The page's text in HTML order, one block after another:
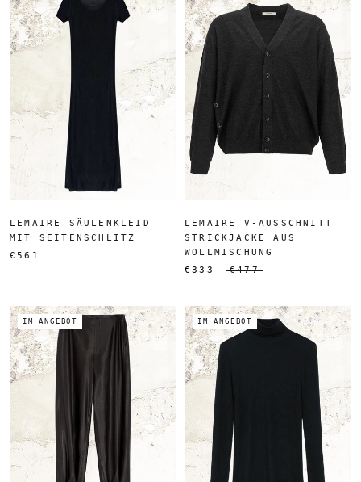
LEMAIRE SÄULENKLEID
MIT SEITENSCHLITZ
€561
LEMAIRE V-AUSSCHNITT
STRICKJACKE AUS
WOLLMISCHUNG
€333
€477
IM ANGEBOT IM ANGEBOT